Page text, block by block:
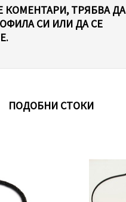
КОМЕНТАРИ, ТРЯБВА ДА
СИ ИЛИ ДА СЕ
ПОДОБНИ СТОКИ